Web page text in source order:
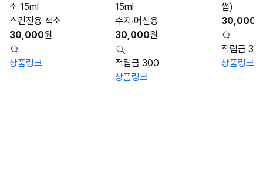
소 15ml
스킨전용 색소
30,000원
상품링크
15ml
수지·머신용
30,000원
적립금 300
상품링크
썹)
30,000
적립금
상품링크